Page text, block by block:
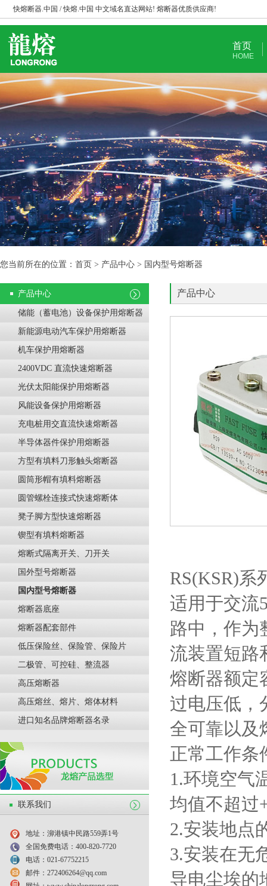
快熔断器.中国 / 快熔.中国 中文域名直达网站! 熔断器优质供应商!
首页
HOME
您当前所在的位置：首页 > 产品中心 > 国内型号熔断器
产品中心
储能（蓄电池）设备保护用熔断器
新能源电动汽车保护用熔断器
机车保护用熔断器
2400VDC 直流快速熔断器
光伏太阳能保护用熔断器
风能设备保护用熔断器
充电桩用交直流快速熔断器
半导体器件保护用熔断器
方型有填料刀形触头熔断器
圆筒形帽有填料熔断器
圆管螺栓连接式快速熔断体
凳子脚方型快速熔断器
锲型有填料熔断器
熔断式隔离开关、刀开关
国外型号熔断器
国内型号熔断器
熔断器底座
熔断器配套部件
低压保险丝、保险管、保险片
二极管、可控硅、整流器
高压熔断器
高压熔丝、熔片、熔体材料
进口知名品牌熔断器名录
联系我们
地址：泖港镇中民路559弄1号
全国免费电话：400-820-7720
电话：021-67752215
邮件：272406264@qq.com
产品中心
RS(KSR)系
适用于交流
路中，作为
流装置短路
熔断器额定
过电压低，
全可靠以及
正常工作条
1.环境空气
均值不超过
2.安装地点
3.安装在无
导电尘埃的